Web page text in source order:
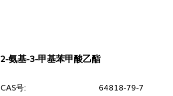
2-氨基-3-甲基苯甲酸乙酯
CAS号:
64818-79-7